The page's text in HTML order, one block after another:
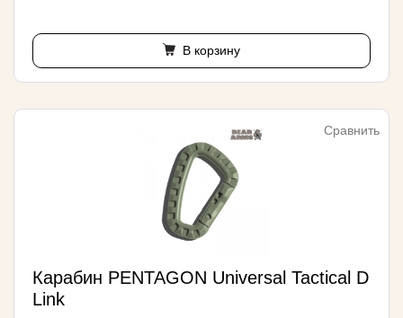
В корзину
Сравнить
Карабин PENTAGON Universal Tactical D
Link